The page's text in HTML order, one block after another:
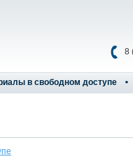
8
в свободном доступе